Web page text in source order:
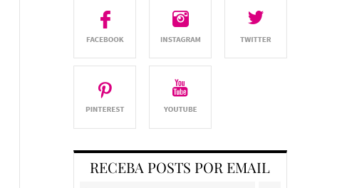
RECEBA POSTS POR EMAIL